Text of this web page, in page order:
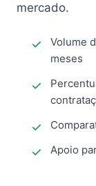
mercado.
Volume
meses
Apoio